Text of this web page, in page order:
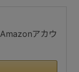
アカウ